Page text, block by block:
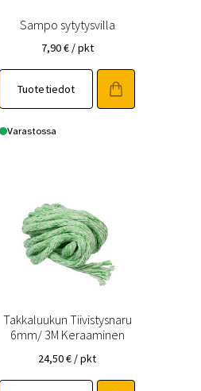
Sampo sytytysvilla
7,90€ / pkt
Tuotetiedot
Varastossa
Takkaluukun Tiivistysnaru
6mm/ 3M Keraaminen
24,50€ / pkt